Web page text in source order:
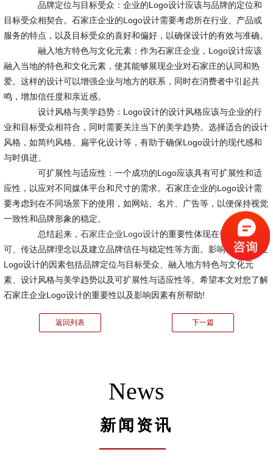
品牌定位与目标受众：企业的Logo设计应该与品牌的定位和
目标受众相契合。石家庄企业的Logo设计需要考虑所在行业、产品或
服务的特点，以及目标受众的喜好和偏好，以确保设计的有效与准确。
融入地方特色与文化元素：作为石家庄企业，Logo设计应该
融入当地的特色和文化元素，使其能够展现企业对石家庄的认同和热
爱。这样的设计可以增强企业与地方的联系，同时在消费者中引起共
鸣，增加信任度和亲近感。
设计风格与美学趋势：Logo设计的设计风格应该与企业的行
业和目标受众相符合，同时需要关注当下的美学趋势。选择适合的设计
风格，如简约风格、扁平化设计等，有助于确保Logo设计的现代感和
与时俱进。
可扩展性与适应性：一个成功的Logo应该具有可扩展性和适
应性，以应对不同媒体平台和尺寸的需求。石家庄企业的Logo设计需
要考虑到在不同场景下的使用，如网站、名片、广告等，以便保持视觉
一致性和品牌形象的稳定。
总结起来， 石家庄企业Logo设计的重要性体现在识别与认
可、传达品牌理念以及建立品牌信任与稳定性等方面。影响石家庄企业
Logo设计的因素包括品牌定位与目标受众、融入地方特色与文化元
素、设计风格与美学趋势以及可扩展性与适应性等。希望本文对您了解
石家庄企业Logo设计的重要性以及影响因素有所帮助!
返回列表 下一篇
News
新闻资讯